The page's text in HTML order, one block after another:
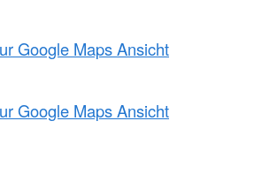
Google Maps Ansicht
Google Maps Ansicht